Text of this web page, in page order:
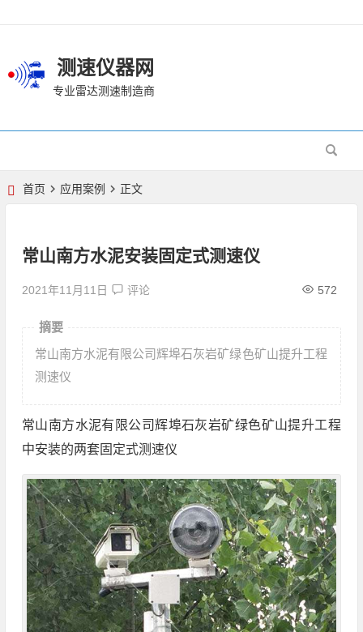
测速仪器网
专业雷达测速制造商
首页 应用案例 正文
常山南方水泥安装固定式测速仪
2021年11月11日 评论 572
摘要
常山南方水泥有限公司辉埠石灰岩矿绿色矿山提升工程
测速仪
常山南方水泥有限公司辉埠石灰岩矿绿色矿山提升工程
中安装的两套固定式测速仪